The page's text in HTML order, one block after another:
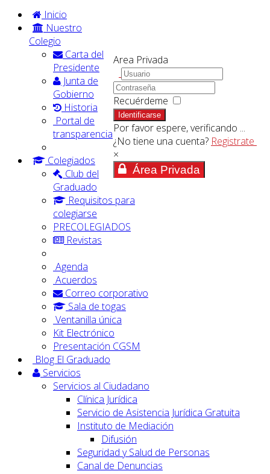
Area Privada
Recuérdeme
Identificarse
Por favor espere, verificando ...
¿No tiene una cuenta? Registrate
×
Área Privada
Inicio
Nuestro
Colegio
Carta del
Presidente
Junta de
Gobierno
Historia
Portal de
transparencia
Colegiados
Club del
Graduado
Requisitos para
colegiarse
PRECOLEGIADOS
Revistas
Agenda
Acuerdos
Correo corporativo
Sala de togas
Ventanilla única
Kit Electrónico
Presentación CGSM
Blog El Graduado
Servicios
Servicios al Ciudadano
Clínica Jurídica
Servicio de Asistencia Jurídica Gratuita
Instituto de Mediación
Difusión
Seguridad y Salud de Personas
Canal de Denuncias